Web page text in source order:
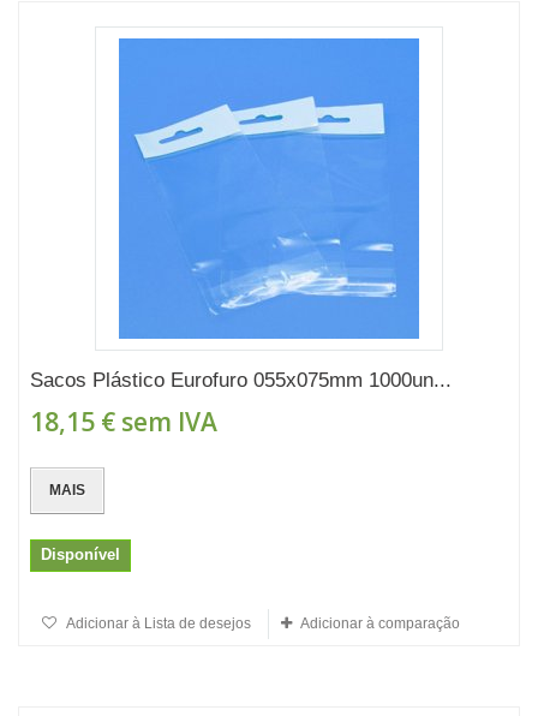
Sacos Plástico Eurofuro 055x075mm 1000un...
18,15 € sem IVA
MAIS
Disponível
Adicionar à Lista de desejos Adicionar à comparação